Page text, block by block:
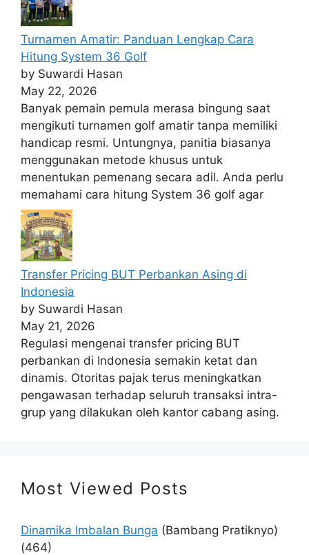
Turnamen Amatir: Panduan Lengkap Cara
Hitung System 36 Golf
by Suwardi Hasan
May 22, 2026
Banyak pemain pemula merasa bingung saat
mengikuti turnamen golf amatir tanpa memiliki
handicap resmi. Untungnya, panitia biasanya
menggunakan metode khusus untuk
menentukan pemenang secara adil. Anda perlu
memahami cara hitung System 36 golf agar
Transfer Pricing BUT Perbankan Asing di
Indonesia
by Suwardi Hasan
May 21, 2026
Regulasi mengenai transfer pricing BUT
perbankan di Indonesia semakin ketat dan
dinamis. Otoritas pajak terus meningkatkan
pengawasan terhadap seluruh transaksi intra-
grup yang dilakukan oleh kantor cabang asing.
Most Viewed Posts
Dinamika Imbalan Bunga (Bambang Pratiknyo)
(464)